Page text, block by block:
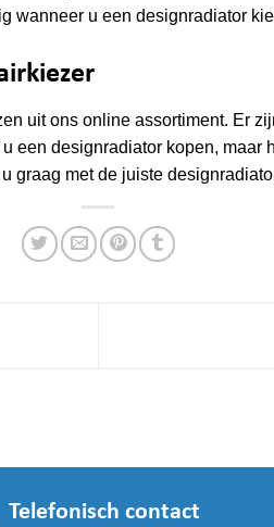
wanneer u een designradiator
uit ons online assortiment. Er
een designradiator kopen, maar
graag met de juiste
Telefonisch contact